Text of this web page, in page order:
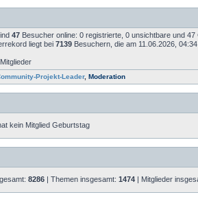
47Besucher online: 0 registrierte, 0 unsichtbare und
liegt bei 7139Besuchern, die am 11.06.2026,
Projekt-Leader, Moderation
kein Mitglied Geburtstag
8286| Themen insgesamt: 1474| Mitglieder